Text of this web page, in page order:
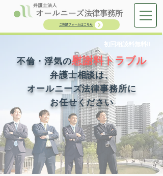
ご相談フォームはこちら
不倫・浮気の慰謝料トラブル
弁護士相談は、
オールニーズ法律事務所に
お任せください
初回相談料無料‼